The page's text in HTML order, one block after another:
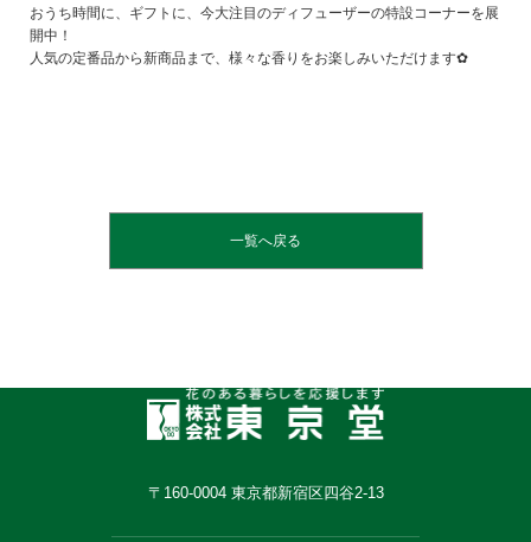
おうち時間に、ギフトに、今大注目のディフューザーの特設コーナーを展
開中！
人気の定番品から新商品まで、様々な香りをお楽しみいただけます✿
一覧へ戻る
〒160-0004 東京都新宿区四谷2-13